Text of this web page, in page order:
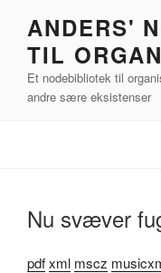
indhold
ANDERS'
TIL
Et nodebibliotek til
andre sære eksistenser
Nu svæver
pdfxml mscz